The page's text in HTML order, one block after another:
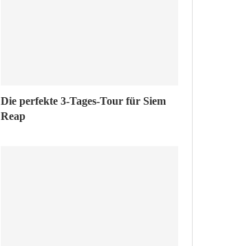
Die perfekte 3-Tages-Tour für Siem
Reap